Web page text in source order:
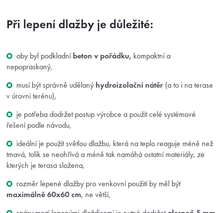
Při lepení dlažby je důležité:
aby byl podkladní beton v pořádku, kompaktní a
nepopraskaný,
musí být správně udělaný hydroizolační nátěr (a to i na terase
v úrovni terénu),
je potřeba dodržet postup výrobce a použít celé systémové
řešení podle návodu,
ideální je použít světlou dlažbu, která na teplo reaguje méně než
tmavá, tolik se neohřívá a méně tak namáhá ostatní materiály, ze
kterých je terasa složena,
rozměr lepené dlažby pro venkovní použití by měl být
maximálně 60x60 cm, ne větší,